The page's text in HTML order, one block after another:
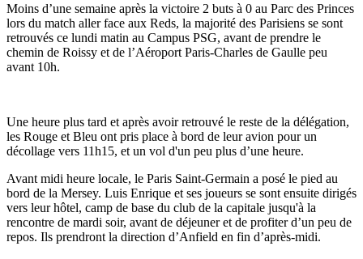
Moins d’une semaine après la victoire 2 buts à 0 au Parc des Princes
lors du match aller face aux Reds, la majorité des Parisiens se sont
retrouvés ce lundi matin au Campus PSG, avant de prendre le
chemin de Roissy et de l’Aéroport Paris-Charles de Gaulle peu
avant 10h.
Une heure plus tard et après avoir retrouvé le reste de la délégation,
les Rouge et Bleu ont pris place à bord de leur avion pour un
décollage vers 11h15, et un vol d'un peu plus d’une heure.
Avant midi heure locale, le Paris Saint-Germain a posé le pied au
bord de la Mersey. Luis Enrique et ses joueurs se sont ensuite dirigés
vers leur hôtel, camp de base du club de la capitale jusqu'à la
rencontre de mardi soir, avant de déjeuner et de profiter d’un peu de
repos. Ils prendront la direction d’Anfield en fin d’après-midi.